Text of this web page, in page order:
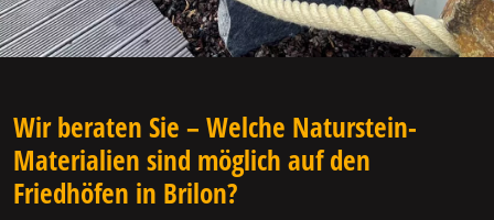
Wir beraten Sie – Welche Naturstein-
Materialien sind möglich auf den
Friedhöfen in Brilon?